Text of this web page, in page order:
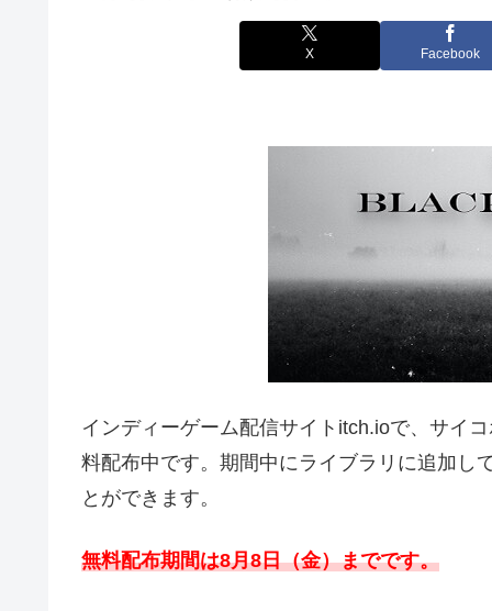
X Facebook
インディーゲーム配信サイトitch.ioで、サイ
料配布中です。期間中にライブラリに追加し
とができます。
無料配布期間は8月8日（金）までです。